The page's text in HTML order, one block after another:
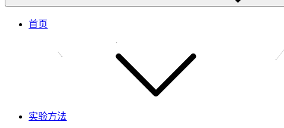
首页
实验方法